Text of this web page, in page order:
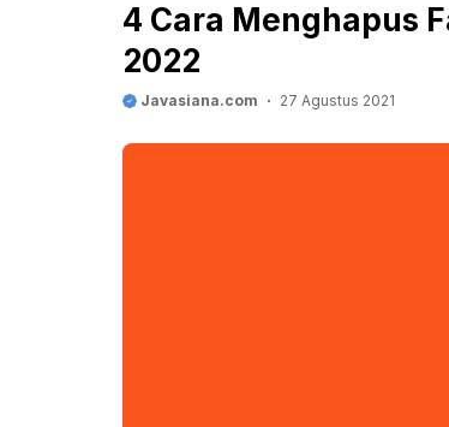
4 Cara Menghapus
2022
Javasiana.com 27 Agustus 2021